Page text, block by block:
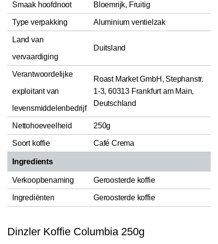
Smaak hoofdnoot Bloemrijk, Fruitig
Type verpakking Aluminium ventielzak
Land van
vervaardiging
Duitsland
Verantwoordelijke
exploitant van
levensmiddelenbedrijf
Roast Market GmbH, Stephanstr.
1-3, 60313 Frankfurt am Main,
Deutschland
Nettohoeveelheid 250g
Soort koffie Café Crema
Ingredients
Verkoopbenaming Geroosterde koffie
Ingrediënten Geroosterde koffie
Dinzler Koffie Columbia 250g